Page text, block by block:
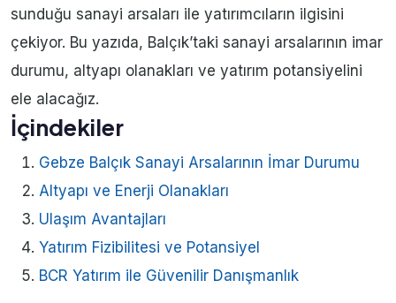
sunduğu sanayi arsaları ile yatırımcıların ilgisini
çekiyor. Bu yazıda, Balçık’taki sanayi arsalarının imar
durumu, altyapı olanakları ve yatırım potansiyelini
ele alacağız.
İçindekiler
Gebze Balçık Sanayi Arsalarının İmar Durumu
Altyapı ve Enerji Olanakları
Ulaşım Avantajları
Yatırım Fizibilitesi ve Potansiyel
BCR Yatırım ile Güvenilir Danışmanlık